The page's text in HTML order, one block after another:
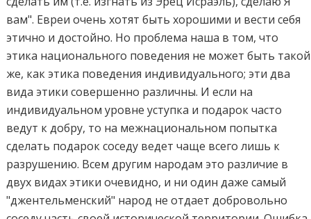
вам". Евреи очень хотят быть хорошими и вести себя
этично и достойно. Но проблема наша в том, что
этика национального поведения не может быть такой
же, как этика поведения индивидуального; эти два
вида этики совершенно различны. И если на
индивидуальном уровне уступка и подарок часто
ведут к добру, то на межнациональном попытка
сделать подарок соседу ведет чаще всего лишь к
разрушению. Всем другим народам это различие в
двух видах этики очевидно, и ни один даже самый
"джентельменский" народ не отдает добровольно